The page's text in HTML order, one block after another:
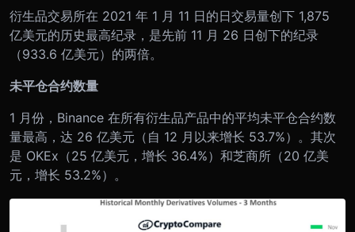
衍生品交易所在 2021 年 1 月 11 日的日交易量创下 1,875
亿美元的历史最高纪录，是先前 11 月 26 日创下的纪录
（933.6 亿美元）的两倍。
未平仓合约数量
1 月份，Binance 在所有衍生品产品中的平均未平仓合约数
量最高，达 26 亿美元（自 12 月以来增长 53.7%）。其次
是 OKEx（25 亿美元，增长 36.4%）和芝商所（20 亿美
元，增长 53.2%）。